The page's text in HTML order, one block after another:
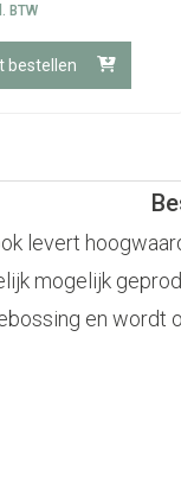
BTW
bestellen
levert
mogelijk
en wordt